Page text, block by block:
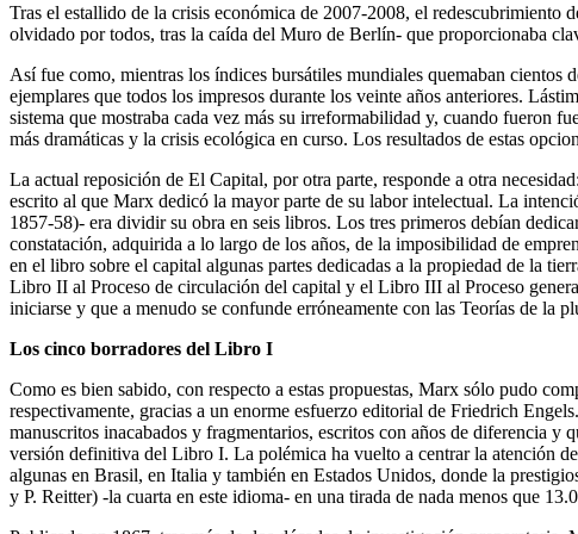
Tras el estallido de la crisis económica de 2007-2008, el redescubrimiento
olvidado por todos, tras la caída del Muro de Berlín- que proporcionaba
Así fue como, mientras los índices bursátiles mundiales quemaban cientos
ejemplares que todos los impresos durante los veinte años anteriores.
sistema que mostraba cada vez más su irreformabilidad y, cuando fueron
más dramáticas y la crisis ecológica en curso. Los resultados de estas
La actual reposición de El Capital, por otra parte, responde a otra
escrito al que Marx dedicó la mayor parte de su labor intelectual. La
1857-58)- era dividir su obra en seis libros. Los tres primeros debían
constatación, adquirida a lo largo de los años, de la imposibilidad de
en el libro sobre el capital algunas partes dedicadas a la propiedad de la
Libro II al Proceso de circulación del capital y el Libro III al Proceso
iniciarse y que a menudo se confunde erróneamente con las Teorías de la
Los cinco borradores del Libro I
Como es bien sabido, con respecto a estas propuestas, Marx sólo pudo
respectivamente, gracias a un enorme esfuerzo editorial de Friedrich
manuscritos inacabados y fragmentarios, escritos con años de diferencia y
versión definitiva del Libro I. La polémica ha vuelto a centrar la atención
algunas en Brasil, en Italia y también en Estados Unidos, donde la
y P. Reitter) -la cuarta en este idioma- en una tirada de nada menos que